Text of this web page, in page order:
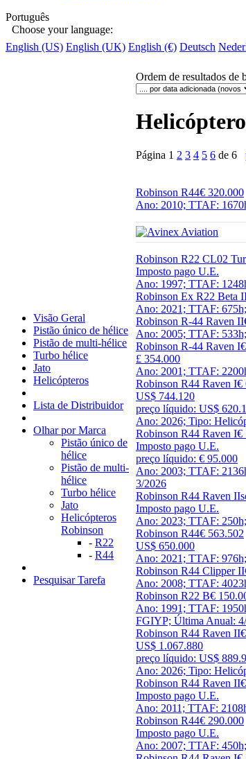
Português
Choose your language:
English (US) English (UK) English (€) Deutsch
Visão Geral
Pistão único de hélice
Pistão de multi-hélice
Turbo hélice
Jato
Helicópteros
Lista de Distribuidor
Olhar por Marca
Pistão único de
hélice
Pistão de multi-
hélice
Turbo hélice
Jato
Helicópteros
Robinson
- R22
- R44
Pesquisar Tarefa
Ordem de resultados de
Página 1 2 3 4 5 6 de 6
Robinson R44€ 320.000
Ano: 2010; TTAF:
Robinson R22 CL02
Imposto pago U.E.
Ano: 1997; TTAF:
Robinson Ex R22 Beta
Ano: 2021; TTAF:
Robinson R-44 Raven II
Ano: 2005; TTAF:
Robinson R-44 Raven I
£ 354.000
Ano: 2001; TTAF:
Robinson R44 Raven I€
US$ 744.120
preço líquido: US$
Ano: 2026; Tipo:
Robinson R44 Raven I€
Imposto pago U.E.
preço líquido: € 95.000
Ano: 2003; TTAF:
3/2026
Robinson R44 Raven II
Imposto pago U.E.
Ano: 2023; TTAF:
Robinson R44€ 563.502
US$ 650.000
Ano: 2021; TTAF:
Robinson R44 Clipper II
Ano: 2008; TTAF:
Robinson R22 B€
Ano: 1991; TTAF:
FGIYP; Última Anual:
Robinson R44 Raven II
US$ 1.067.880
preço líquido: US$
Ano: 2026; Tipo:
Robinson R44 Raven II
Imposto pago U.E.
Ano: 2011; TTAF:
Robinson R44€ 290.000
Imposto pago U.E.
Ano: 2007; TTAF: